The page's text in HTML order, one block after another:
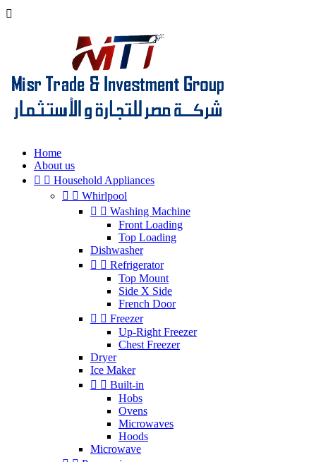

Home
About us
  Household Appliances
  Whirlpool
  Washing Machine
Front Loading
Top Loading
Dishwasher
  Refrigerator
Top Mount
Side X Side
French Door
  Freezer
Up-Right Freezer
Chest Freezer
Dryer
Ice Maker
  Built-in
Hobs
Ovens
Microwaves
Hoods
Microwave